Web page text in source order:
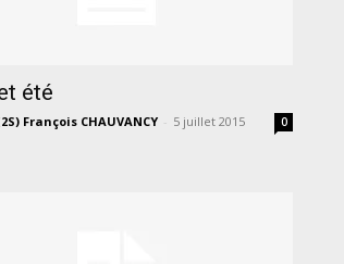
été
François CHAUVANCY - 5 juillet 2015 0